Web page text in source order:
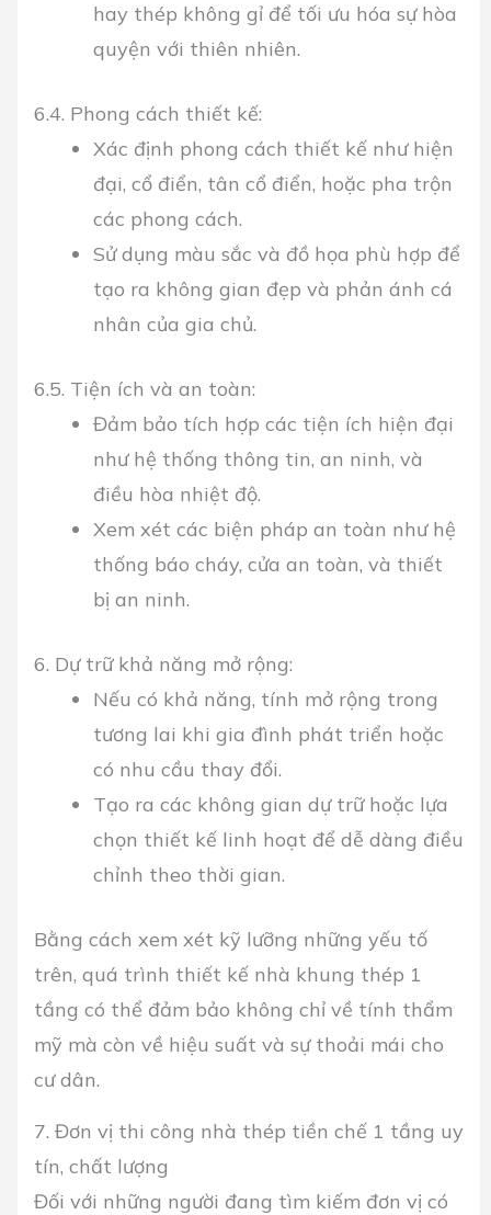
hay thép không gỉ để tối ưu hóa sự hòa
quyện với thiên nhiên.
6.4. Phong cách thiết kế:
Xác định phong cách thiết kế như hiện
đại, cổ điển, tân cổ điển, hoặc pha trộn
các phong cách.
Sử dụng màu sắc và đồ họa phù hợp để
tạo ra không gian đẹp và phản ánh cá
nhân của gia chủ.
6.5. Tiện ích và an toàn:
Đảm bảo tích hợp các tiện ích hiện đại
như hệ thống thông tin, an ninh, và
điều hòa nhiệt độ.
Xem xét các biện pháp an toàn như hệ
thống báo cháy, cửa an toàn, và thiết
bị an ninh.
6. Dự trữ khả năng mở rộng:
Nếu có khả năng, tính mở rộng trong
tương lai khi gia đình phát triển hoặc
có nhu cầu thay đổi.
Tạo ra các không gian dự trữ hoặc lựa
chọn thiết kế linh hoạt để dễ dàng điều
chỉnh theo thời gian.
Bằng cách xem xét kỹ lưỡng những yếu tố
trên, quá trình thiết kế nhà khung thép 1
tầng có thể đảm bảo không chỉ về tính thẩm
mỹ mà còn về hiệu suất và sự thoải mái cho
cư dân.
7. Đơn vị thi công nhà thép tiền chế 1 tầng uy
tín, chất lượng
Đối với những người đang tìm kiếm đơn vị có